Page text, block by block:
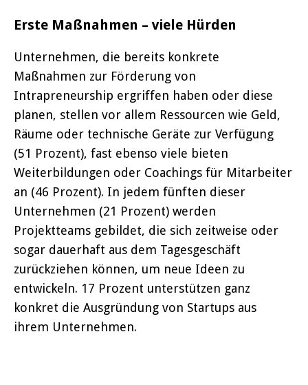
Erste Maßnahmen – viele Hürden
Unternehmen, die bereits konkrete
Maßnahmen zur Förderung von
Intrapreneurship ergriffen haben oder diese
planen, stellen vor allem Ressourcen wie Geld,
Räume oder technische Geräte zur Verfügung
(51 Prozent), fast ebenso viele bieten
Weiterbildungen oder Coachings für Mitarbeiter
an (46 Prozent). In jedem fünften dieser
Unternehmen (21 Prozent) werden
Projektteams gebildet, die sich zeitweise oder
sogar dauerhaft aus dem Tagesgeschäft
zurückziehen können, um neue Ideen zu
entwickeln. 17 Prozent unterstützen ganz
konkret die Ausgründung von Startups aus
ihrem Unternehmen.